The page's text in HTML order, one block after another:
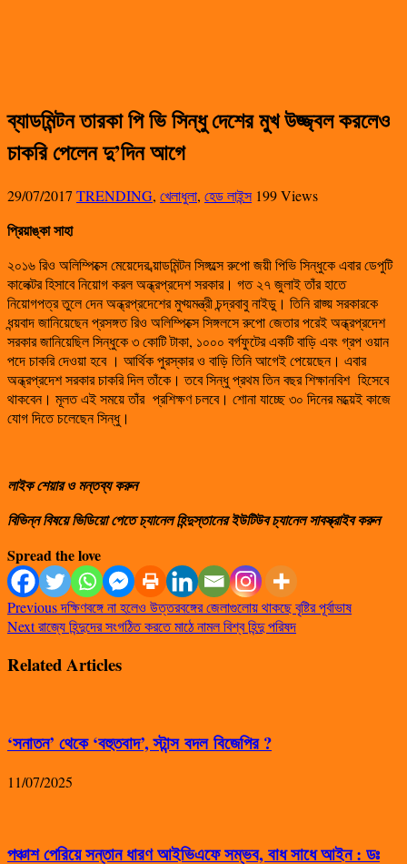
ব্যাডমিন্টন তারকা পি ভি সিন্ধু দেশের মুখ উজ্জ্বল করলেও
চাকরি পেলেন দু’দিন আগে
29/07/2017 TRENDING, খেলাধুলা, হেড লাইন্স 199 Views
প্রিয়াঙ্কা সাহা
২০১৬ রিও অলিম্পিক্সে মেয়েদের ব্য়াডমিন্টন সিঙ্গল্সে রুপো জয়ী পিভি সিন্ধুকে এবার ডেপুটি
কালেক্টর হিসাবে নিয়োগ করল অন্ধ্রপ্রদেশ সরকার। গত ২৭ জুলাই তাঁর হাতে
নিয়োগপত্র তুলে দেন অন্ধ্রপ্রদেশের মুখ্য়মন্ত্রী চন্দ্রবাবু নাইডু। তিনি রাজ্য় সরকারকে
ধন্য়বাদ জানিয়েছেন প্রসঙ্গত রিও অলিম্পিক্সে সিঙ্গলসে রুপো জেতার পরেই অন্ধ্রপ্রদেশ
সরকার জানিয়েছিল সিন্ধুকে ৩ কোটি টাকা, ১০০০ বর্গফুটের একটি বাড়ি এবং গ্রপ ওয়ান
পদে চাকরি দেওয়া হবে । আর্থিক পুরস্কার ও বাড়ি তিনি আগেই পেয়েছেন। এবার
অন্ধ্রপ্রদেশ সরকার চাকরি দিল তাঁকে। তবে সিন্ধু প্রথম তিন বছর শিক্ষানবিশ হিসেবে
থাকবেন। মূলত এই সময়ে তাঁর প্রশিক্ষণ চলবে। শোনা যাচ্ছে ৩০ দিনের মধ্য়েই কাজে
যোগ দিতে চলেছেন সিন্ধু।
লাইক শেয়ার ও মন্তব্য করুন
বিভিন্ন বিষয়ে ভিডিয়ো পেতে চ্যানেল হিন্দুস্তানের ইউটিউব চ্যানেল সাবস্ক্রাইব করুন
Spread the love
Previousদক্ষিণবঙ্গে না হলেও উত্তরবঙ্গের জেলাগুলোয় থাকছে বৃষ্টির পূর্বাভাষ
Nextরাজ্যে হিন্দুদের সংগঠিত করতে মাঠে নামল বিশ্ব হিন্দু পরিষদ
Related Articles
‘সনাতন’ থেকে ‘বহুতবাদ’, স্টান্স বদল বিজেপির ?
11/07/2025
পঞ্চাশ পেরিয়ে সন্তান ধারণ আইভিএফে সম্ভব, বাধ সাধে আইন : ডঃ